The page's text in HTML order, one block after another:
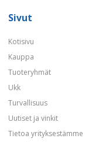
Sivut
Kotisivu
Kauppa
Tuoteryhmät
Ukk
Turvallisuus
Uutiset ja vinkit
Tietoa yrityksestämme